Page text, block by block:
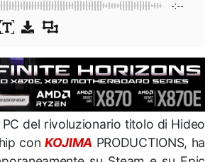
-:--
del rivoluzionario titolo di Hideo
con KOJIMA PRODUCTIONS, ha